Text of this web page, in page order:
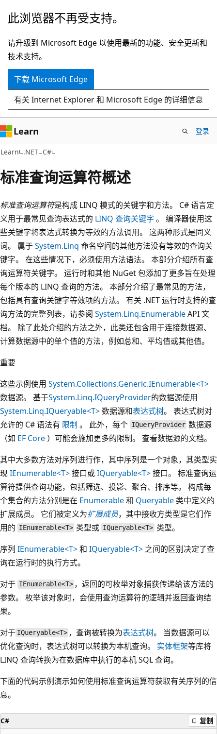
跳
主
要
内
此浏览器不再受支持。
请升级到 Microsoft Edge 以使用最新的功能、安全更新和
技术支持。
下载 Microsoft Edge
有关 Internet Explorer 和 Microsoft Edge 的详细信息
Learn 登录
Learn .NET C#
标准查询运算符概述
标准查询运算符是构成 LINQ 模式的关键字和方法。 C# 语言定
义用于最常见查询表达式的 LINQ 查询关键字 。 编译器使用这
些关键字将表达式转换为等效的方法调用。 这两种形式是同义
词。 属于System.Linq 命名空间的其他方法没有等效的查询关
键字。 在这些情况下，必须使用方法语法。 本部分介绍所有查
询运算符关键字。 运行时和其他 NuGet 包添加了更多旨在处理
每个版本的 LINQ 查询的方法。 本部分介绍了最常见的方法，
包括具有查询关键字等效项的方法。 有关 .NET 运行时支持的查
询方法的完整列表，请参阅 System.Linq.EnumerableAPI 文
档。 除了此处介绍的方法之外，此类还包含用于连接数据源、
计算数据源中的单个值的方法，例如总和、平均值或其他值。
重要
这些示例使用 System.Collections.Generic.IEnumerable<T>
数据源。 基于System.Linq.IQueryProvider的数据源使用
System.Linq.IQueryable<T>数据源和表达式树。 表达式树对
允许的 C# 语法有 限制 。 此外，每个 IQueryProvider 数据源
（如 EF Core ）可能会施加更多的限制。 查看数据源的文档。
其中大多数方法对序列进行作，其中序列是一个对象，其类型实
现IEnumerable<T>接口或IQueryable<T>接口。 标准查询运
算符提供查询功能，包括筛选、投影、聚合、排序等。 构成每
个集合的方法分别是在 Enumerable和 Queryable 类中定义的
扩展成员。 它们被定义为扩展成员，其中接收方类型是它们作
用的 IEnumerable<T> 类型或 IQueryable<T> 类型。
序列 IEnumerable<T>和 IQueryable<T> 之间的区别决定了查
询在运行时的执行方式。
对于 IEnumerable<T> ，返回的可枚举对象捕获传递给该方法的
参数。 枚举该对象时，会使用查询运算符的逻辑并返回查询结
果。
对于 IQueryable<T> ，查询被转换为表达式树。 当数据源可以
优化查询时，表达式树可以转换为本机查询。 实体框架等库将
LINQ 查询转换为在数据库中执行的本机 SQL 查询。
下面的代码示例演示如何使用标准查询运算符获取有关序列的信
息。
C# 复制